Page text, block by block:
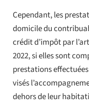
Cependant, les
domicile du
crédit d’impôt par
2022, si elles sont
prestations
visés
dehors de leur